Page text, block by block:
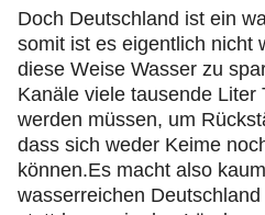
Doch Deutschland ist ein
somit ist es eigentlich nicht
diese Weise Wasser zu
Kanäle viele tausende Liter
werden müssen, um
dass sich weder Keime
können.Es macht also
wasserreichen